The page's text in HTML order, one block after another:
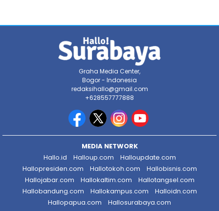
Graha Media Center,
Bogor - Indonesia
redaksihallo@gmail.com
+628557777888
MEDIA NETWORK
Hallo.id
Halloup.com
Halloupdate.com
Hallopresiden.com
Hallotokoh.com
Hallobisnis.com
Hallojabar.com
Hallokaltim.com
Hallotangsel.com
Hallobandung.com
Hallokampus.com
Halloidn.com
Hallopapua.com
Hallosurabaya.com